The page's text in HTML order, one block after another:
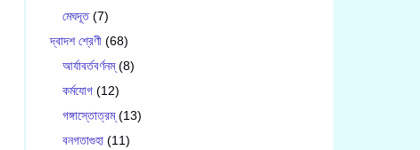
মেঘদূত(7)
দ্বাদশ শ্রেণী (68)
আর্যাবর্তবর্ণনম্(8)
কর্মযোগ (12)
গঙ্গাস্তোত্রম্(13)
বনগতাগুহা (11)